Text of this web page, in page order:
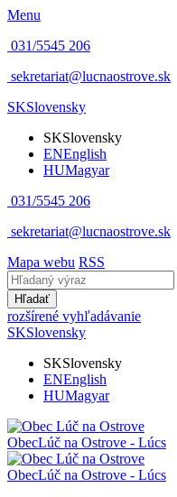
Menu
031/5545 206
sekretariat@lucnaostrove.sk
SKSlovensky
SKSlovensky
ENEnglish
HUMagyar
031/5545 206
sekretariat@lucnaostrove.sk
Mapa webu RSS
Hľadať
rozšírené vyhľadávanie
SKSlovensky
SKSlovensky
ENEnglish
HUMagyar
ObecLúč na Ostrove - Lúcs
ObecLúč na Ostrove - Lúcs